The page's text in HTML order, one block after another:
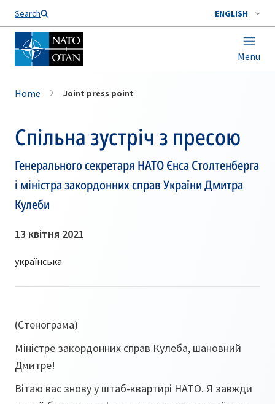
Search ENGLISH
Menu
Home Joint press point
Спільна зустріч з пресою
Генерального секретаря НАТО Єнса Столтенберга
і міністра закордонних справ України Дмитра
Кулеби
13 квітня 2021
(Стенограма)
Міністре закордонних справ Кулеба, шановний
Дмитре!
Вітаю вас знову у штаб-квартирі НАТО. Я завжди